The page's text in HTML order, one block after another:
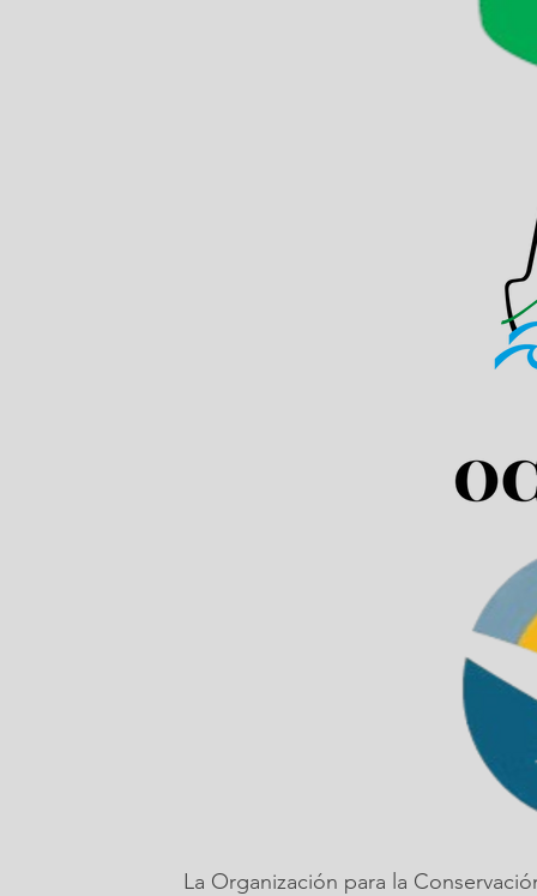
La Organización para la